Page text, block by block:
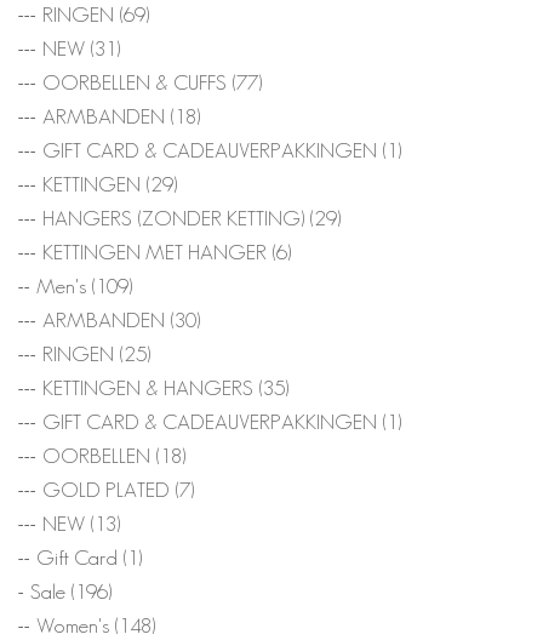
RINGEN (69)
NEW (31)
OORBELLEN & CUFFS (77)
ARMBANDEN (18)
GIFT CARD & CADEAUVERPAKKINGEN (1)
KETTINGEN (29)
HANGERS (ZONDER KETTING) (29)
KETTINGEN MET HANGER (6)
Men's (109)
ARMBANDEN (30)
RINGEN (25)
KETTINGEN & HANGERS (35)
GIFT CARD & CADEAUVERPAKKINGEN (1)
OORBELLEN (18)
GOLD PLATED (7)
NEW (13)
Gift Card (1)
Sale (196)
Women's (148)